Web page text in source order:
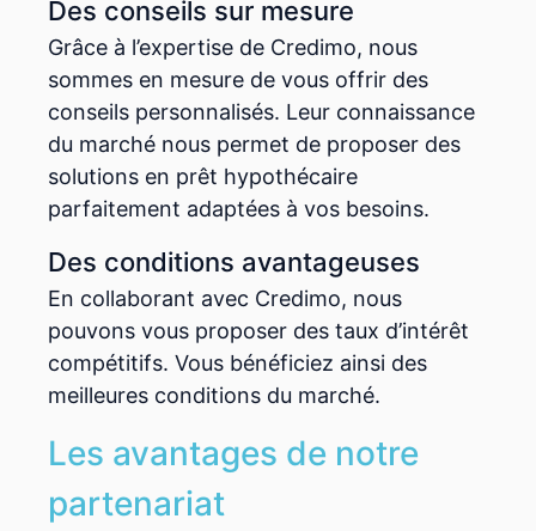
Des conseils sur mesure
Grâce à l’expertise de Credimo, nous
sommes en mesure de vous offrir des
conseils personnalisés. Leur connaissance
du marché nous permet de proposer des
solutions en prêt hypothécaire
parfaitement adaptées à vos besoins.
Des conditions avantageuses
En collaborant avec Credimo, nous
pouvons vous proposer des taux d’intérêt
compétitifs. Vous bénéficiez ainsi des
meilleures conditions du marché.
Les avantages de notre
partenariat